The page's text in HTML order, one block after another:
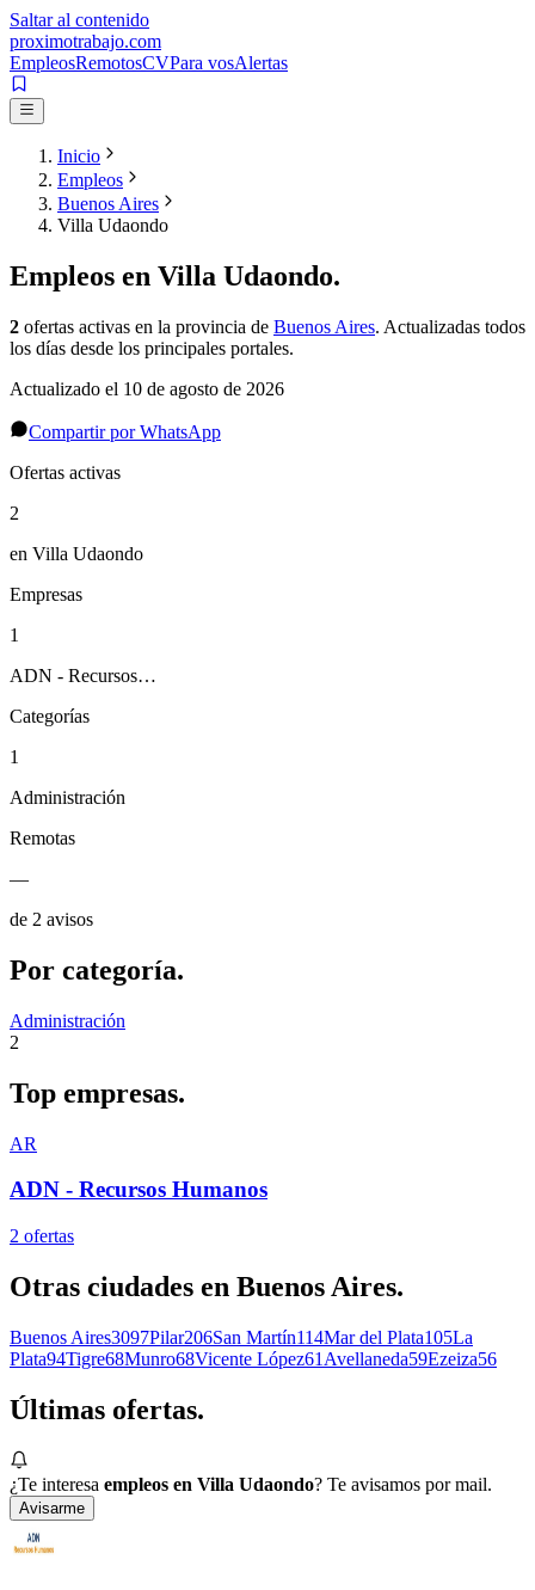
Saltar al contenido
proximotrabajo.com
EmpleosRemotosCVPara vosAlertas
Inicio
Empleos
Buenos Aires
Villa Udaondo
Empleos en Villa Udaondo.
2 ofertas activas en la provincia de Buenos Aires. Actualizadas todos
los días desde los principales portales.
Actualizado el 10 de agosto de 2026
Compartir por WhatsApp
Ofertas activas
2
en Villa Udaondo
Empresas
1
ADN - Recursos…
Categorías
1
Administración
Remotas
—
de 2 avisos
Por categoría.
Administración
2
Top empresas.
AR
ADN - Recursos Humanos
2 ofertas
Otras ciudades en Buenos Aires.
Buenos Aires3097Pilar206San Martín114Mar del Plata105La
Plata94Tigre68Munro68Vicente López61 Avellaneda59Ezeiza56
Últimas ofertas.
¿Te interesa empleos en Villa Udaondo? Te avisamos por mail.
Avisarme